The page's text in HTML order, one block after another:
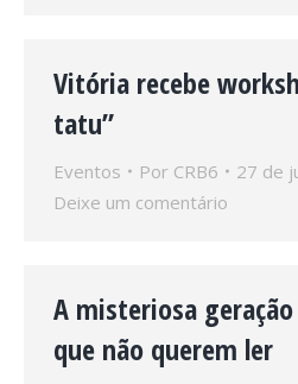
Vitória recebe
tatu”
Eventos Por CRB6
27 de
Deixe um comentário
A misteriosa
que não querem ler